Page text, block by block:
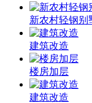
新农村轻钢别
建筑改造
楼房加层
建筑改造